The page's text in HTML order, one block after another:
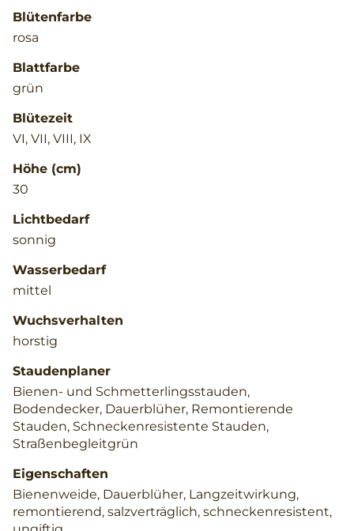
Blütenfarbe
rosa
Blattfarbe
grün
Blütezeit
VI, VII, VIII, IX
Höhe (cm)
30
Lichtbedarf
sonnig
Wasserbedarf
mittel
Wuchsverhalten
horstig
Staudenplaner
Bienen- und Schmetterlingsstauden,
Bodendecker, Dauerblüher, Remontierende
Stauden, Schneckenresistente Stauden,
Straßenbegleitgrün
Eigenschaften
Bienenweide, Dauerblüher, Langzeitwirkung,
remontierend, salzverträglich, schneckenresistent,